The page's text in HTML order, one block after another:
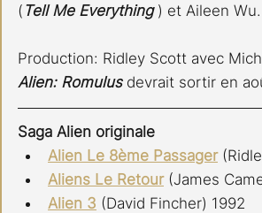
( Tell Me Everything ) et Aileen Wu.
Production: Ridley Scott avec
Alien: Romulus devrait sortir en
Saga Alien originale
Alien Le 8ème Passager
Aliens Le Retour (James
Alien 3 (David Fincher) 1992